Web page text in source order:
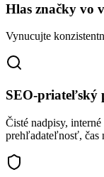
Hlas značky vo
Vynucujte
SEO-priateľský
Čisté nadpisy,
prehľadateľnosť, čas